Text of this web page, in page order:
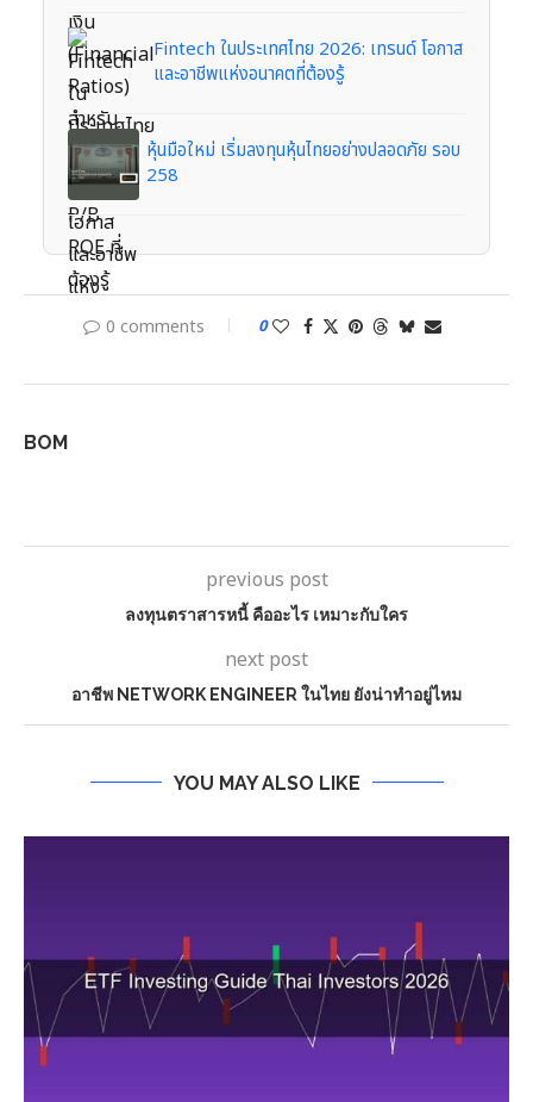
Fintech ในประเทศไทย 2026: เทรนด์ โอกาส
และอาชีพแห่งอนาคตที่ต้องรู้
หุ้นมือใหม่ เริ่มลงทุนหุ้นไทยอย่างปลอดภัย รอบ
258
0 comments 0
BOM
previous post
ลงทุนตราสารหนี้ คืออะไร เหมาะกับใคร
next post
อาชีพ NETWORK ENGINEER ในไทย ยังน่าทำอยู่ไหม
YOU MAY ALSO LIKE